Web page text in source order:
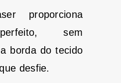
proporciona
sem
borda do tecido
desfie.